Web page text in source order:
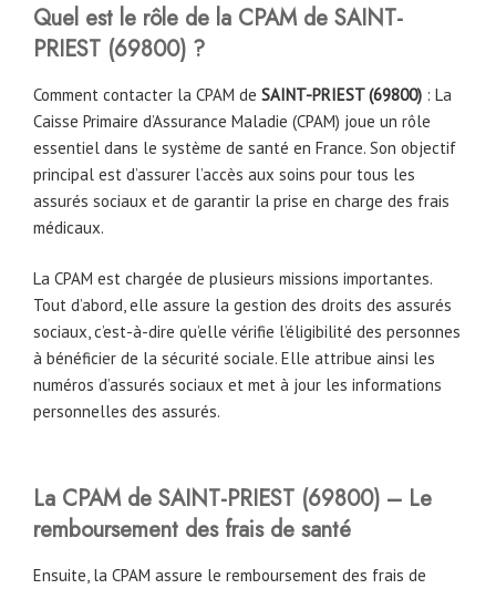
Quel est le rôle de la CPAM de SAINT-
PRIEST (69800) ?
Comment contacter la CPAM de SAINT-PRIEST (69800) : La
Caisse Primaire d’Assurance Maladie (CPAM) joue un rôle
essentiel dans le système de santé en France. Son objectif
principal est d’assurer l’accès aux soins pour tous les
assurés sociaux et de garantir la prise en charge des frais
médicaux.
La CPAM est chargée de plusieurs missions importantes.
Tout d’abord, elle assure la gestion des droits des assurés
sociaux, c’est-à-dire qu’elle vérifie l’éligibilité des personnes
à bénéficier de la sécurité sociale. Elle attribue ainsi les
numéros d’assurés sociaux et met à jour les informations
personnelles des assurés.
La CPAM de SAINT-PRIEST (69800) – Le
remboursement des frais de santé
Ensuite, la CPAM assure le remboursement des frais de